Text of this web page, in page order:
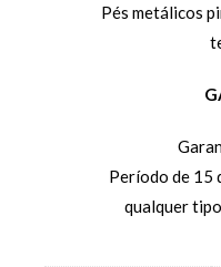
Pés metálicos
Período de 15
qualquer